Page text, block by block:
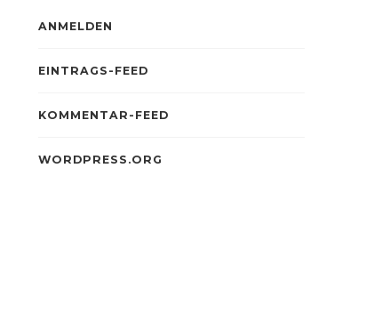
ANMELDEN
EINTRAGS-FEED
KOMMENTAR-FEED
WORDPRESS.ORG